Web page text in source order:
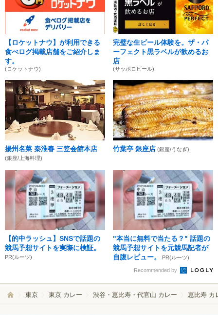
【ロケットナウ】が利用できる
食べログ掲載店舗をご紹介しま
す。
(ロケットナウ)
完璧な生ビール体験を。ザ・パ
ーフェクト黒ラベルが飲めるお
店
(サッポロビール)
揚州名菜 秦淮春 三笠会館本店
(銀座/上海料理)
竹葉亭 銀座店 (銀座/うなぎ)
【的中ラッシュ】SNSで話題の
競馬予想サイトを実際に検証。
PR(ルーツ)
"本当に無料で当たる？" 話題の
競馬予想サイトを元競馬記者が
自腹レビュー。
PR(ルーツ)
Recommended by
東京 東京 カレー 渋谷・恵比寿・代官山 カレー 恵比寿 カ